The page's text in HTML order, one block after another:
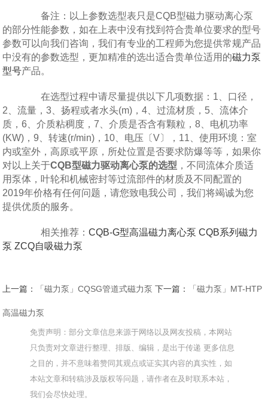
备注：以上参数选型表只是CQB型磁力驱动离心泵
的部分性能参数，如在上表中没有找到符合贵单位要求的型号
参数可以向我们咨询，我们有专业的工程师为您提供常规产品
中没有的参数选型，更加精准的选出适合贵单位适用的磁力泵
型号产品。
在选型过程中请尽量提供以下几项数据：1、口径，
2、流量，3、扬程或者水头(m)，4、过流材质，5、流体介
质，6、介质粘稠度，7、介质是否含有颗粒，8、电机功率
(KW)，9、转速(r/min)，10、电压〔V〕，11、使用环境：室
内或室外，高原或平原，所处位置是否要求防爆等等，如果你
对以上关于CQB型磁力驱动离心泵的选型 ，不同流体介质适
用泵体，叶轮和机械密封等过流部件的材质及不同配置的
2019年价格有任何问题，请您致电我公司，我们将竭诚为您
提供优质的服务。
相关推荐：CQB-G型高温磁力离心泵 CQB系列磁力
泵 ZCQ自吸磁力泵
上一篇： 「磁力泵」CQSG管道式磁力泵 下一篇： 「磁力泵」MT-HTP
高温磁力泵
免责声明：部分文章信息来源于网络以及网友投稿，本网站
只负责对文章进行整理、排版、编辑，是出于传递 更多信息
之目的，并不意味着赞同其观点或证实其内容的真实性，如
本站文章和转稿涉及版权等问题，请作者在及时联系本站，
我们会尽快处理。